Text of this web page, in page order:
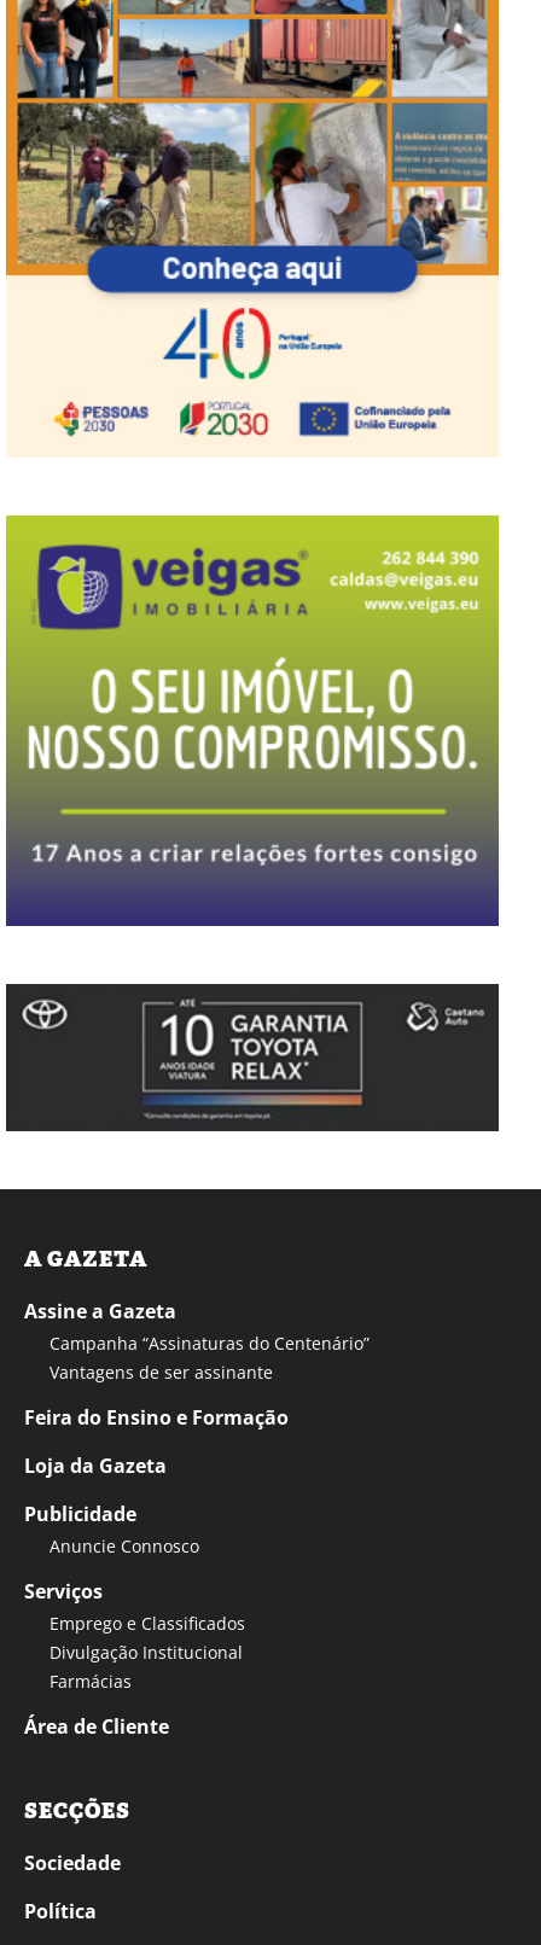
A GAZETA
Assine a Gazeta
Campanha “Assinaturas do Centenário”
Vantagens de ser assinante
Feira do Ensino e Formação
Loja da Gazeta
Publicidade
Anuncie Connosco
Serviços
Emprego e Classificados
Divulgação Institucional
Farmácias
Área de Cliente
SECÇÕES
Sociedade
Política